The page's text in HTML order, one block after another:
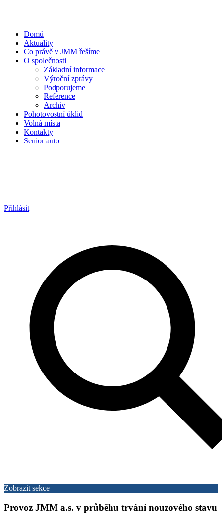
Domů
Aktuality
Co právě v JMM řešíme
O společnosti
Základní informace
Výroční zprávy
Podporujeme
Reference
Archiv
Pohotovostní úklid
Volná místa
Kontakty
Senior auto
Přihlásit
Zobrazit sekce
Provoz JMM a.s. v průběhu trvání nouzového stavu